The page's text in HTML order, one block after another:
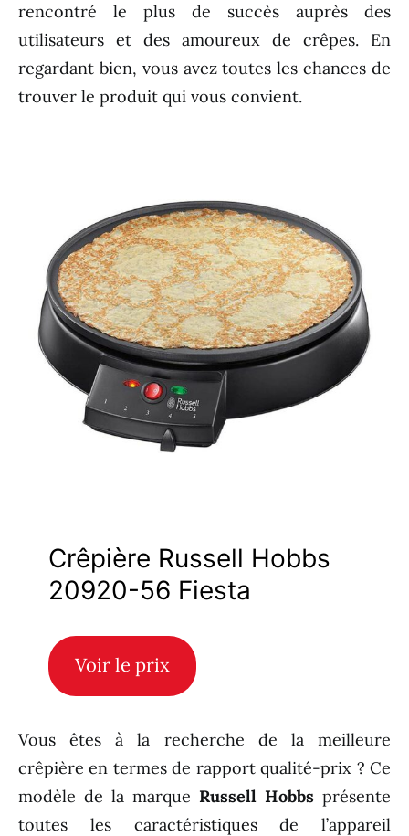
rencontré le plus de succès auprès des
utilisateurs et des amoureux de crêpes. En
regardant bien, vous avez toutes les chances de
trouver le produit qui vous convient.
Crêpière Russell Hobbs
20920-56 Fiesta
Voir le prix
Vous êtes à la recherche de la meilleure
crêpière en termes de rapport qualité-prix ? Ce
modèle de la marque Russell Hobbs présente
toutes les caractéristiques de l’appareil